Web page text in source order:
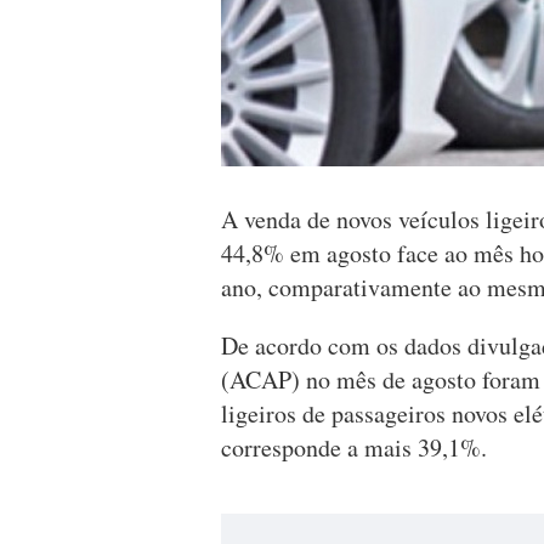
A venda de novos veículos
44,8% em agosto face ao mês
ano, comparativamente ao
De acordo com os dados
(ACAP) no mês de agosto
ligeiros de passageiros novos
corresponde a mais 39,1%.